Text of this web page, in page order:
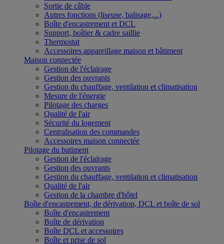
Sortie de câble
Autres fonctions (liseuse, balisage,...)
Boîte d'encastrement et DCL
Support, boîtier & cadre saillie
Thermostat
Accessoires appareillage maison et bâtiment
Maison connectée
Gestion de l'éclairage
Gestion des ouvrants
Gestion du chauffage, ventilation et climatisation
Mesure de l'énergie
Pilotage des charges
Qualité de l'air
Sécurité du logement
Centralisation des commandes
Accessoires maison connectée
Pilotage du batiment
Gestion de l'éclairage
Gestion des ouvrants
Gestion du chauffage, ventilation et climatisation
Qualité de l'air
Gestion de la chambre d'hôtel
Boîte d'encastrement, de dérivation, DCL et boîte de sol
Boîte d'encastrement
Boîte de dérivation
Boîte DCL et accessoires
Boîte et prise de sol